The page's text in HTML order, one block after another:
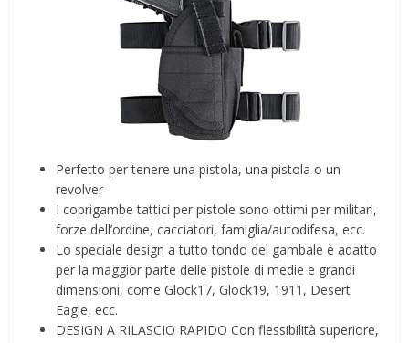
Perfetto per tenere una pistola, una pistola o un
revolver
I coprigambe tattici per pistole sono ottimi per militari,
forze dell’ordine, cacciatori, famiglia/autodifesa, ecc.
Lo speciale design a tutto tondo del gambale è adatto
per la maggior parte delle pistole di medie e grandi
dimensioni, come Glock17, Glock19, 1911, Desert
Eagle, ecc.
DESIGN A RILASCIO RAPIDO Con flessibilità superiore,